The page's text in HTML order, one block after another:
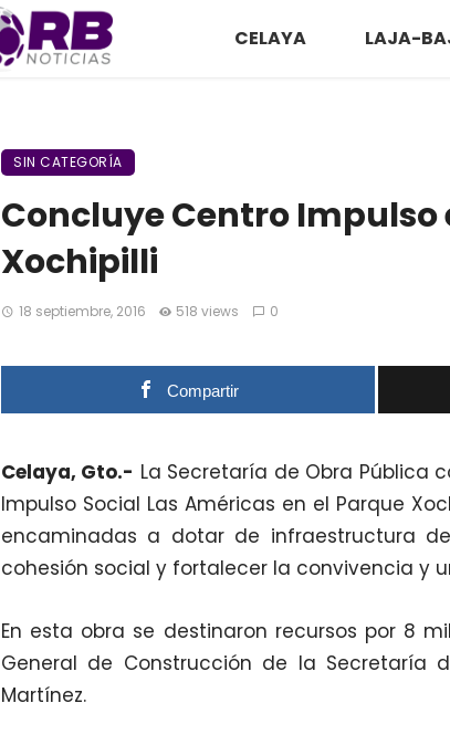
CELAYA LAJA-
SIN CATEGORÍA
Concluye Centro Impulso
Xochipilli
18 septiembre, 2016 518 views 0
Compartir
Celaya, Gto.- La Secretaría de Obra Pública
Impulso Social Las Américas en el Parque
encaminadas a dotar de infraestructura
cohesión social y fortalecer la convivencia y
En esta obra se destinaron recursos por 8
General de Construcción de la Secretaría
Martínez.